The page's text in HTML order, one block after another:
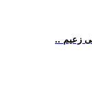
زعيم